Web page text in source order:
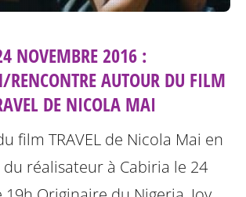
NOVEMBRE 2016 :
RENCONTRE AUTOUR DU FILM
DE NICOLA MAI
film TRAVEL de Nicola Mai en
réalisateur à Cabiria le 24